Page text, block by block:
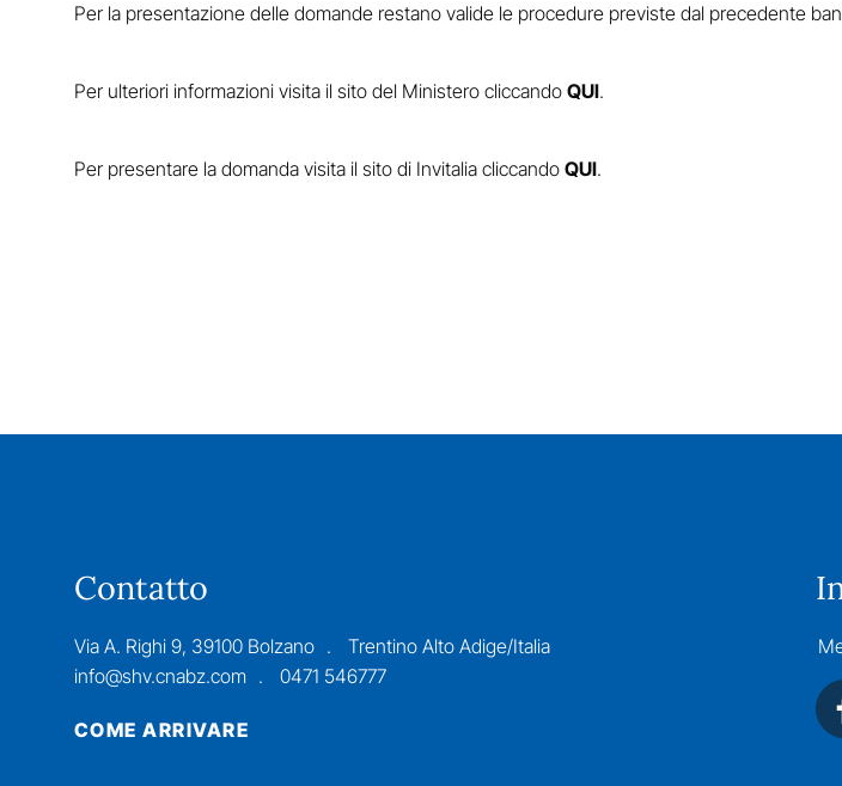
Per la presentazione delle domande restano valide le procedure previste dal precedente
Per ulteriori informazioni visita il sito del Ministero cliccandoQUI.
Per presentare la domanda visita il sito di Invitalia cliccandoQUI.
Contatto
Via A. Righi 9, 39100 Bolzano
Trentino Alto Adige/Italia
info@shv.cnabz.com
0471 546777
COME ARRIVARE